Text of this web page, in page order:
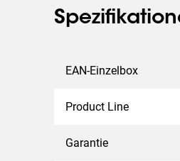
EAN-Einzelbox
Product Line
Garantie